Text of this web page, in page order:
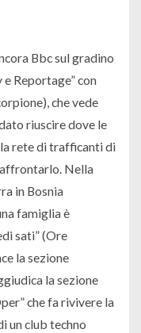
Bbc sul gradino
Reportage” con
che vede
riuscire dove le
rete di trafficanti di
Nella
in Bosnia
famiglia è
sati” (Ore
la sezione
la sezione
che fa rivivere la
un club techno